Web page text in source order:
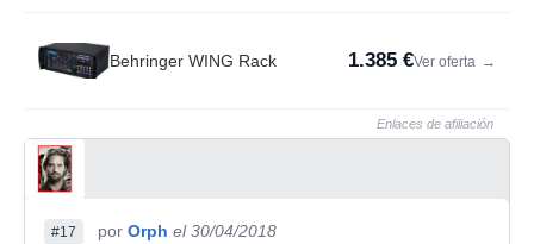
Behringer WING Rack 1.385 €Ver oferta →
Enlaces de afiliación
#17 por Orph el 30/04/2018